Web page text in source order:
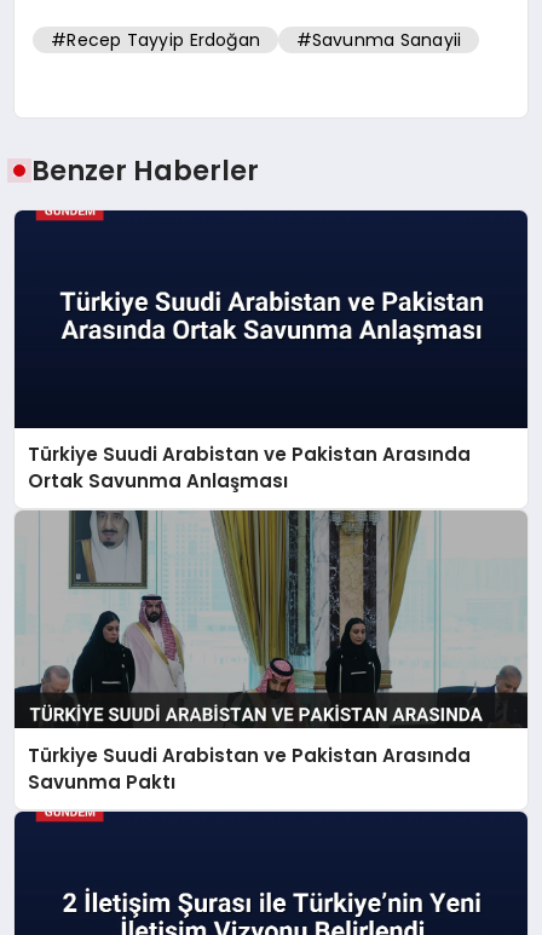
#Recep Tayyip Erdoğan #Savunma Sanayii
Benzer Haberler
Türkiye Suudi Arabistan ve Pakistan Arasında
Ortak Savunma Anlaşması
Türkiye Suudi Arabistan ve Pakistan Arasında
Savunma Paktı